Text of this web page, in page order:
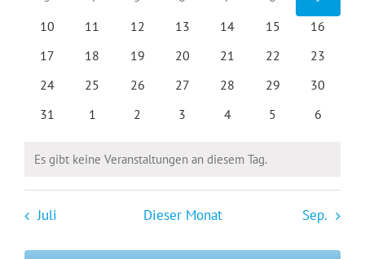
VeranstaltungenVeranstaltungen
0
10
0
11
0
12
0
13
0
14
0
15
0
16
0
17
0
18
0
19
0
20
0
21
0
22
0
23
0
24
0
25
0
26
0
27
0
28
0
29
0
30
0
31
0
1
0
2
0
3
0
4
0
5
0
6
Hinweis
Es gibt keine Veranstaltungen an diesem Tag.
Juli Dieser Monat Sep.